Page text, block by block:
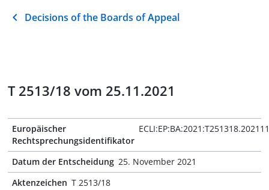
Decisions of the Boards of Appeal
T 2513/18 vom 25.11.2021
Europäischer
Rechtsprechungsidentifikator
Datum der Entscheidung 25. November 2021
Aktenzeichen T 2513/18